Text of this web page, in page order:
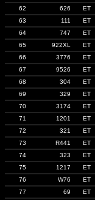
62
626 ET
63
111 ET
64
747 ET
65
922XL ET
66
3776 ET
67
9526 ET
68
304 ET
69
329 ET
70
3174 ET
71
1201 ET
72
321 ET
73
R441 ET
74
323 ET
75
1217 ET
76
W76 ET
77
69 ET